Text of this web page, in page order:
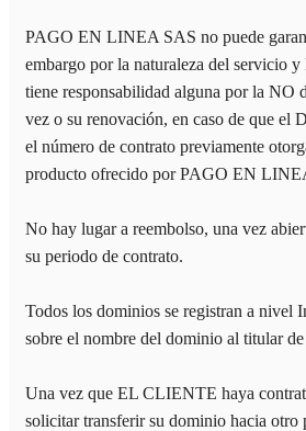
PAGO EN LINEA SAS no puede
embargo por la naturaleza del servicio
tiene responsabilidad alguna por la
vez o su renovación, en caso de que el
el número de contrato previamente
producto ofrecido por PAGO EN
No hay lugar a reembolso, una vez
su periodo de contrato.
Todos los dominios se registran a nivel
sobre el nombre del dominio al titular
Una vez que EL CLIENTE haya
solicitar transferir su dominio hacia otro